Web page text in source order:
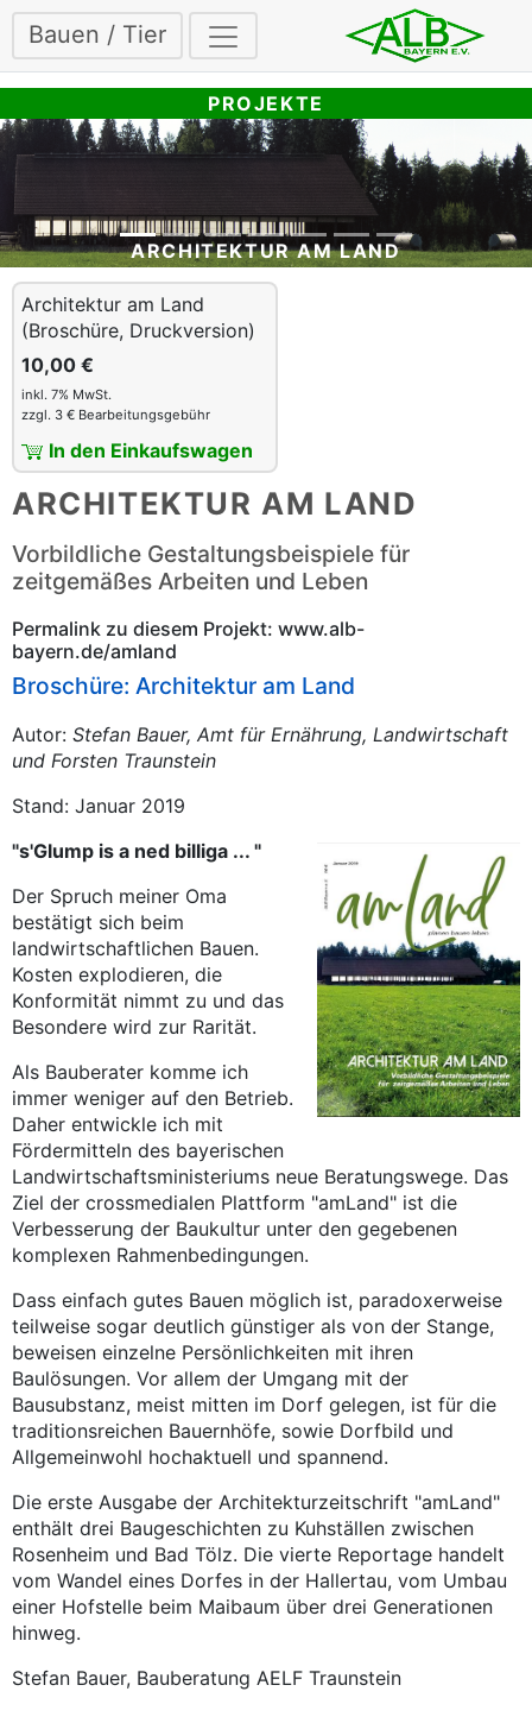
Bauen / Tier
PROJEKTE
ARCHITEKTUR AM LAND
Architektur am Land
(Broschüre, Druckversion)
10,00 €
inkl. 7% MwSt.
zzgl. 3 € Bearbeitungsgebühr
In den Einkaufswagen
ARCHITEKTUR AM LAND
Vorbildliche Gestaltungsbeispiele für
zeitgemäßes Arbeiten und Leben
Permalink zu diesem Projekt: www.alb-
bayern.de/amland
Broschüre: Architektur am Land
Autor: Stefan Bauer, Amt für Ernährung, Landwirtschaft
und Forsten Traunstein
Stand: Januar 2019
"s'Glump is a ned billiga ... "
Der Spruch meiner Oma
bestätigt sich beim
landwirtschaftlichen Bauen.
Kosten explodieren, die
Konformität nimmt zu und das
Besondere wird zur Rarität.
Als Bauberater komme ich
immer weniger auf den Betrieb.
Daher entwickle ich mit
Fördermitteln des bayerischen
Landwirtschaftsministeriums neue Beratungswege. Das
Ziel der crossmedialen Plattform "amLand" ist die
Verbesserung der Baukultur unter den gegebenen
komplexen Rahmenbedingungen.
Dass einfach gutes Bauen möglich ist, paradoxerweise
teilweise sogar deutlich günstiger als von der Stange,
beweisen einzelne Persönlichkeiten mit ihren
Baulösungen. Vor allem der Umgang mit der
Bausubstanz, meist mitten im Dorf gelegen, ist für die
traditionsreichen Bauernhöfe, sowie Dorfbild und
Allgemeinwohl hochaktuell und spannend.
Die erste Ausgabe der Architekturzeitschrift "amLand"
enthält drei Baugeschichten zu Kuhställen zwischen
Rosenheim und Bad Tölz. Die vierte Reportage handelt
vom Wandel eines Dorfes in der Hallertau, vom Umbau
einer Hofstelle beim Maibaum über drei Generationen
hinweg.
Stefan Bauer, Bauberatung AELF Traunstein